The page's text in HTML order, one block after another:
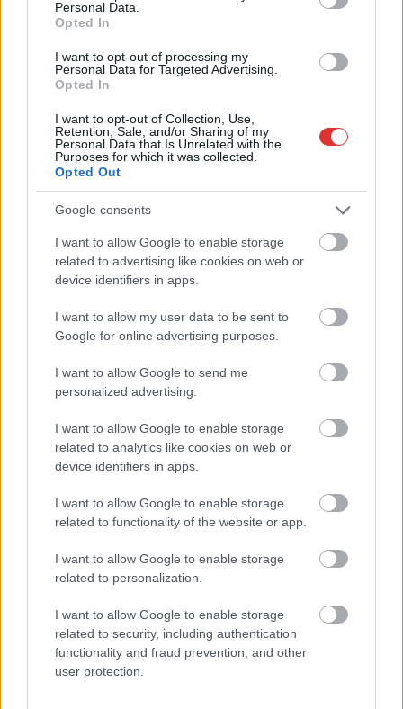
Personal Data.
Opted In
I want to opt-out of processing my
Personal Data for Targeted Advertising.
Opted In
I want to opt-out of Collection, Use,
Retention, Sale, and/or Sharing of my
Personal Data that Is Unrelated with the
Purposes for which it was collected.
Opted Out
Google consents
I want to allow Google to enable storage
related to advertising like cookies on web or
device identifiers in apps.
I want to allow my user data to be sent to
Google for online advertising purposes.
I want to allow Google to send me
personalized advertising.
I want to allow Google to enable storage
related to analytics like cookies on web or
device identifiers in apps.
I want to allow Google to enable storage
related to functionality of the website or app.
I want to allow Google to enable storage
related to personalization.
I want to allow Google to enable storage
related to security, including authentication
functionality and fraud prevention, and other
user protection.
Ismét a Kárpát-medencei folklór és a hagyományőrzés
központjává válik Jászberény, ma indul a XXXIV. Csángó
Fesztivált....
JNSZ megyei hírek
Hírlevél feliratkozás
Adja
meg e-mail címét:
Nem szeretne lemaradni semmiről? Csak egy kattintás, és hírlevelünk a
legfrissebb információkkal és exkluzív tartalmakkal hétről hétre
postaládájába érkezik!